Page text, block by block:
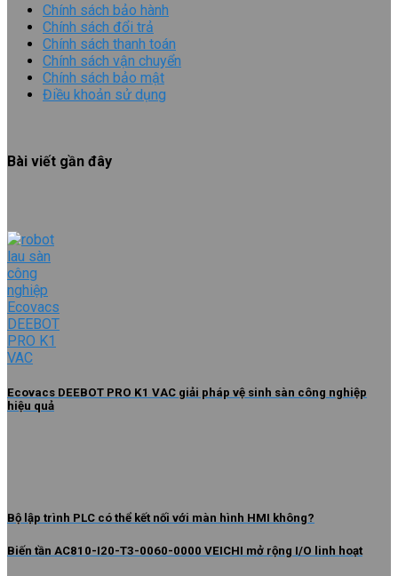
Chính sách bảo hành
Chính sách đổi trả
Chính sách thanh toán
Chính sách vận chuyển
Chính sách bảo mật
Điều khoản sử dụng
Bài viết gần đây
Ecovacs DEEBOT PRO K1 VAC giải pháp vệ sinh sàn công nghiệp
hiệu quả
Bộ lập trình PLC có thể kết nối với màn hình HMI không?
Biến tần AC810-I20-T3-0060-0000 VEICHI mở rộng I/O linh hoạt